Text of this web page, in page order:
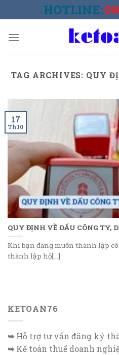
to
HOTLINE:
TAG ARCHIVES: QUY
QUY ĐỊNH VỀ DẤU CÔNG TY,
Khi bạn đang muốn thành lập
thành lập hộ[...]
17
Th10
KETOAN76
➥Hỗ trợ tư vấn đăng ký
➥Kế toán thuế doanh